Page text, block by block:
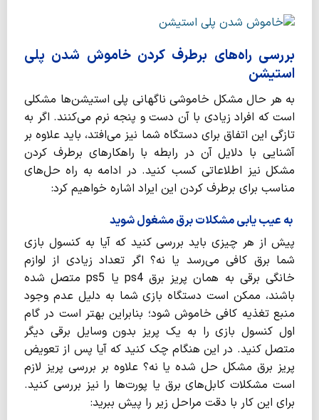
بررسی راه‌های برطرف کردن خاموش شدن پلی
استیشن
به هر حال مشکل خاموشی ناگهانی پلی استیشن‌ها مشکلی
است که افراد زیادی با آن دست و پنجه نرم می‌کنند. اگر به
تازگی این اتفاق برای دستگاه شما نیز می‌افتد، باید علاوه بر
آشنایی با دلایل آن در رابطه با راهکارهای برطرف کردن
مشکل نیز اطلاعاتی کسب کنید. در ادامه به راه حل‌های
مناسب برای برطرف کردن این ایراد اشاره خواهیم کرد:
به عیب یابی مشکلات برق مشغول شوید
پیش از هر چیزی باید بررسی کنید که آیا به کنسول بازی
شما برق کافی می‌رسد یا نه؟ اگر تعداد زیادی از لوازم
خانگی برقی به همان پریز برق ps4 یا ps5 متصل شده
باشند، ممکن است دستگاه بازی شما به دلیل عدم وجود
منبع تغذیه کافی خاموش شود؛ بنابراین بهتر است در گام
اول کنسول بازی را به یک پریز بدون وسایل برقی دیگر
متصل کنید. در این هنگام چک کنید که آیا پس از تعویض
پریز برق مشکل حل شده یا نه؟ علاوه بر بررسی پریز لازم
است مشکلات کابل‌های برق یا پورت‌ها را نیز بررسی کنید.
برای این کار با دقت مراحل زیر را پیش ببرید: